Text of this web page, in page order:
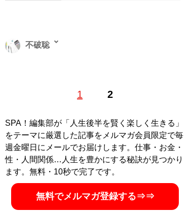
1 2
不破聡
援を行った経験を活かし、経済や金融に関連する記事を
ンターテインメント業界
記事一覧へ
SPA！編集部が「人生後半を賢く楽しく生きる」
をテーマに厳選した記事をメルマガ会員限定で毎
週金曜日にメールでお届けします。仕事・お金・
性・人間関係…人生を豊かにする秘訣が見つかり
ます。無料・10秒で完了です。
無料でメルマガ登録する⇒⇒